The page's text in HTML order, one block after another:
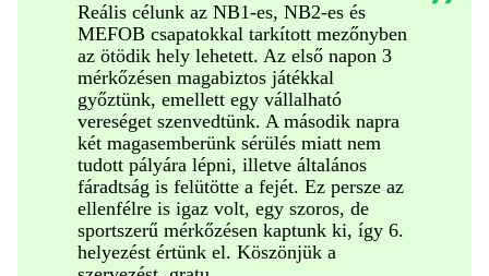
Reális célunk az NB1-es, NB2-es és
MEFOB csapatokkal tarkított mezőnyben
az ötödik hely lehetett. Az első napon 3
mérkőzésen magabiztos játékkal
győztünk, emellett egy vállalható
vereséget szenvedtünk. A második napra
két magasemberünk sérülés miatt nem
tudott pályára lépni, illetve általános
fáradtság is felütötte a fejét. Ez persze az
ellenfélre is igaz volt, egy szoros, de
sportszerű mérkőzésen kaptunk ki, így 6.
helyezést értünk el. Köszönjük a